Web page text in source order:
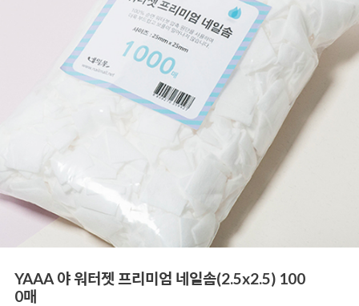
YAAA 야 워터젯 프리미엄 네일솜(2.5x2.5) 100
0매